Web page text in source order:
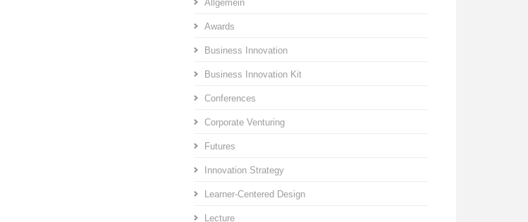
Allgemein
Awards
Business Innovation
Business Innovation Kit
Conferences
Corporate Venturing
Futures
Innovation Strategy
Learner-Centered Design
Lecture